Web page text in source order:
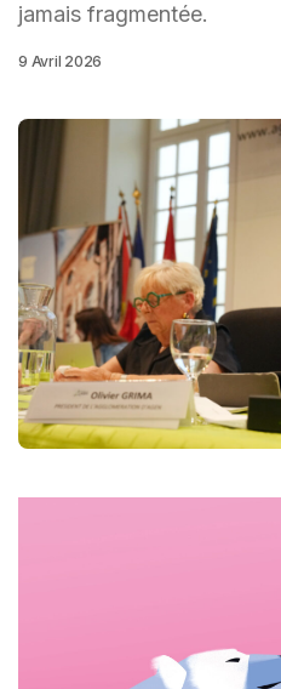
jamais fragmentée.
9 Avril 2026